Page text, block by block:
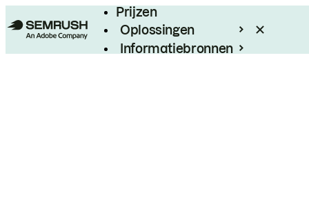
Prijzen
Oplossingen
Informatiebronnen